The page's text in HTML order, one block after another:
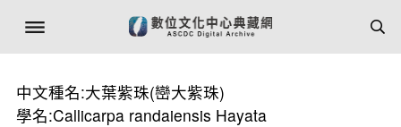
中文種名:大葉紫珠(巒大紫珠)
學名:Callicarpa randaiensis Hayata